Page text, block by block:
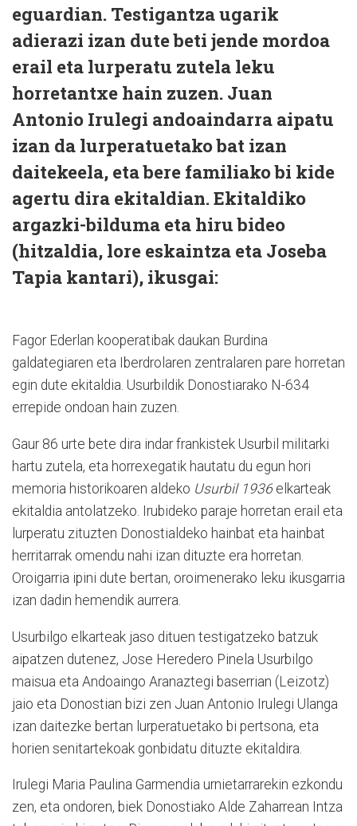
eguardian. Testigantza ugarik
adierazi izan dute beti jende mordoa
erail eta lurperatu zutela leku
horretantxe hain zuzen. Juan
Antonio Irulegi andoaindarra aipatu
izan da lurperatuetako bat izan
daitekeela, eta bere familiako bi kide
agertu dira ekitaldian. Ekitaldiko
argazki-bilduma eta hiru bideo
(hitzaldia, lore eskaintza eta Joseba
Tapia kantari), ikusgai:
Fagor Ederlan kooperatibak daukan Burdina
galdategiaren eta Iberdrolaren zentralaren pare horretan
egin dute ekitaldia. Usurbildik Donostiarako N-634
errepide ondoan hain zuzen.
Gaur 86 urte bete dira indar frankistek Usurbil militarki
hartu zutela, eta horrexegatik hautatu du egun hori
memoria historikoaren aldeko Usurbil 1936elkarteak
ekitaldia antolatzeko. Irubideko paraje horretan erail eta
lurperatu zituzten Donostialdeko hainbat eta hainbat
herritarrak omendu nahi izan dituzte era horretan.
Oroigarria ipini dute bertan, oroimenerako leku ikusgarria
izan dadin hemendik aurrera.
Usurbilgo elkarteak jaso dituen testigatzeko batzuk
aipatzen dutenez, Jose Heredero Pinela Usurbilgo
maisua eta Andoaingo Aranaztegi baserrian (Leizotz)
jaio eta Donostian bizi zen Juan Antonio Irulegi Ulanga
izan daitezke bertan lurperatuetako bi pertsona, eta
horien senitartekoak gonbidatu dituzte ekitaldira.
Irulegi Maria Paulina Garmendia urnietarrarekin ezkondu
zen, eta ondoren, biek Donostiako Alde Zaharrean Intza